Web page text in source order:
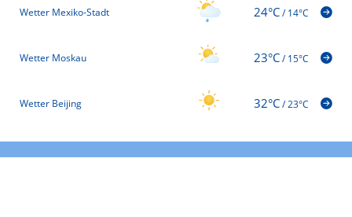
Wetter Mexiko-Stadt 24°C/14°C
Wetter Moskau 23°C/15°C
Wetter Beijing 32°C/23°C